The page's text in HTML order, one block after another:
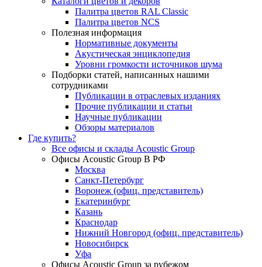
Палитра цветов RAL Сlassic
Палитра цветов NCS
Полезная информация
Нормативные документы
Акустическая энциклопедия
Уровни громкости источников шума
Подборки статей, написанных нашими
сотрудниками
Публикации в отраслевых изданиях
Прочие публикации и статьи
Научные публикации
Обзоры материалов
Где купить?
Все офисы и склады Acoustic Group
Офисы Acoustic Group В РФ
Москва
Санкт-Петербург
Воронеж (офиц. представитель)
Екатеринбург
Казань
Краснодар
Нижний Новгород (офиц. представитель)
Новосибирск
Уфа
Офисы Acoustic Group за рубежом